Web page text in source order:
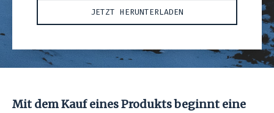
Mit dem Kauf eines Produkts beginnt eine